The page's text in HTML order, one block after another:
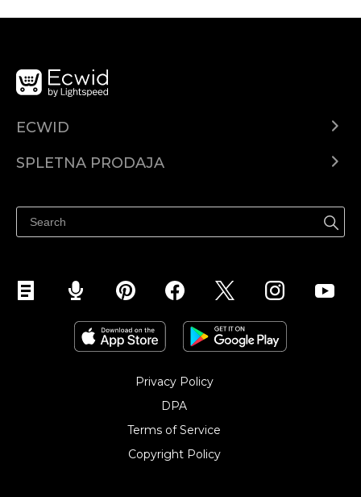
ECWID
SPLETNA PRODAJA
Prodaja na Instagramu
Privacy Policy
DPA
Terms of Service
Copyright Policy‎